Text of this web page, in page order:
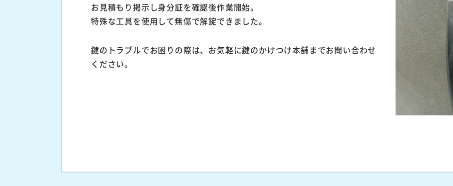
お見積もり掲示し身分証を確認後作業開始。
特殊な工具を使用して無傷で解錠できました。
鍵のトラブルでお困りの際は、お気軽に鍵のかけつけ本舗までお問い合わせ
ください。